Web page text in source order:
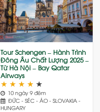
Add
to
wishlist
Tour Schengen – Hành Trình
Đông Âu Chất Lượng 2025 –
Từ Hà Nội – Bay Qatar
Airways
★ ★ ★ ★ ★
10 ngày 9 đêm
ĐỨC - SÉC - ÁO - SLOVAKIA -
HUNGARY